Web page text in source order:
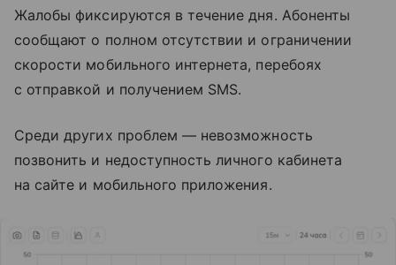
Жалобы фиксируются в течение дня. Абоненты
сообщают о полном отсутствии и ограничении
скорости мобильного интернета, перебоях
с отправкой и получением SMS.
Среди других проблем — невозможность
позвонить и недоступность личного кабинета
на сайте и мобильного приложения.